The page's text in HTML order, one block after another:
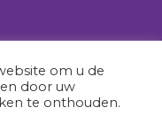
om u de
door uw
te onthouden.